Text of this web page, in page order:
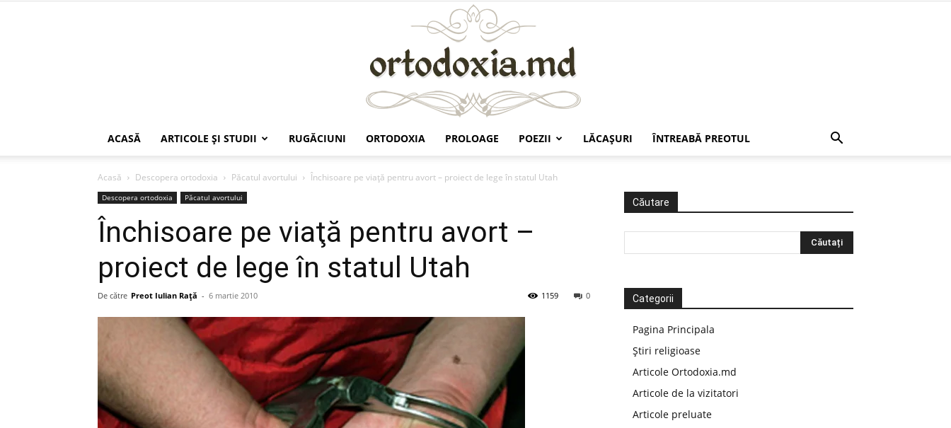
ACASĂ ARTICOLE ŞI STUDII RUGĂCIUNI ORTODOXIA PROLOAGE POEZII LĂCAŞURI ÎNTREABĂ PREOTUL
Acasă Descopera ortodoxia Păcatul avortului Închisoare pe viaţă pentru avort – proiect de lege în statul Utah
Descopera ortodoxia Păcatul avortului
Închisoare pe viaţă pentru avort –
proiect de lege în statul Utah
De către Preot Iulian Raţă - 6 martie 2010 0
1159
Căutare
Categorii
Pagina Principala
Știri religioase
Articole Ortodoxia.md
Articole de la vizitatori
Articole preluate